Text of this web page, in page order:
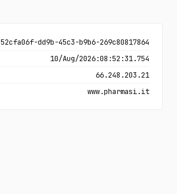
52cfa06f-dd9b-45c3-b9b6-269c80817864
10/Aug/2026:08:52:31.754
66.248.203.21
www.pharmasi.it